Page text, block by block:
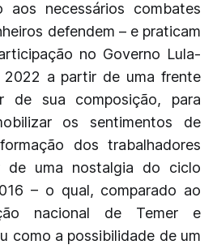
necessários combates
defendem – e praticam
no Governo Lula-
2022 a partir de uma frente
de sua composição, para
os sentimentos de
dos trabalhadores
de uma nostalgia do ciclo
– o qual, comparado ao
nacional de Temer e
como a possibilidade de um